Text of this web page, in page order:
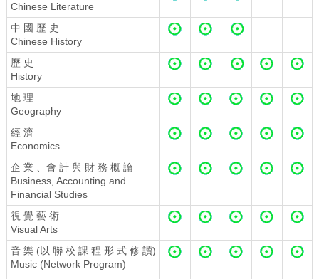
Chinese Literature
中 國 歷 史
Chinese History
歷 史
History
地 理
Geography
經 濟
Economics
企 業 、會 計 與 財 務 概 論
Business, Accounting and
Financial Studies
視 覺 藝 術
Visual Arts
音 樂 (以 聯 校 課 程 形 式 修 讀)
Music (Network Program)